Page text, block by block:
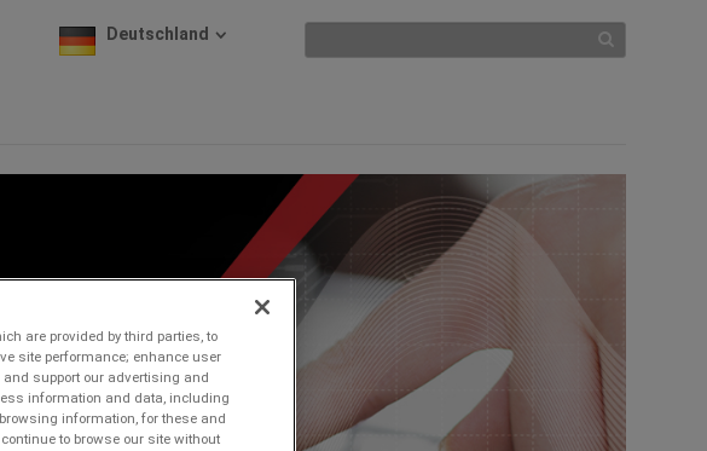
Deutschland
are provided by third parties, to
site performance; enhance user
support our advertising and
information and data, including
information, for these and
to browse our site without